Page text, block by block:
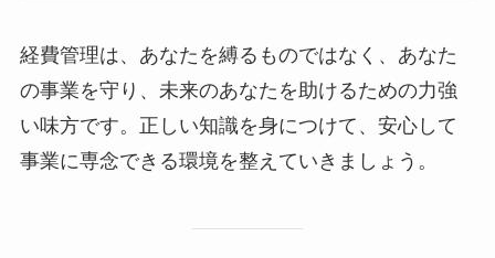
経費管理は、あなたを縛るものではなく、あなた
の事業を守り、未来のあなたを助けるための力強
い味方です。正しい知識を身につけて、安心して
事業に専念できる環境を整えていきましょう。